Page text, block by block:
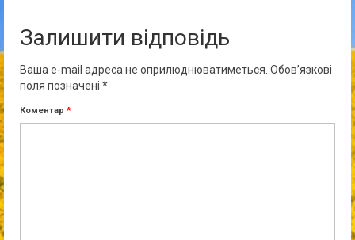
Залишити відповідь
Ваша e-mail адреса не оприлюднюватиметься. Обов’язкові
поля позначені *
Коментар *